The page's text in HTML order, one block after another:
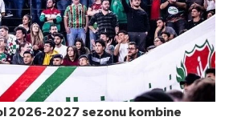
2026-2027 sezonu kombine